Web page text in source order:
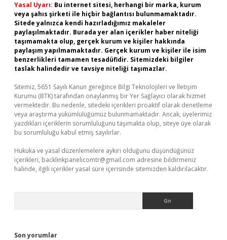
Yasal Uyarı: Bu internet sitesi, herhangi bir marka, kurum
veya şahıs şirketi ile hiçbir bağlantısı bulunmamaktadır.
Sitede yalnızca kendi hazırladığımız makaleler
paylaşılmaktadır. Burada yer alan içerikler haber niteliği
taşımamakta olup, gerçek kurum ve kişiler hakkında
paylaşım yapılmamaktadır. Gerçek kurum ve kişiler ile isim
benzerlikleri tamamen tesadüfidir. Sitemizdeki bilgiler
taslak halindedir ve tavsiye niteliği taşımazlar.
Sitemiz, 5651 Sayılı Kanun gereğince Bilgi Teknolojileri ve İletişim
Kurumu (BTK) tarafından onaylanmış bir Yer Sağlayıcı olarak hizmet
vermektedir. Bu nedenle, sitedeki içerikleri proaktif olarak denetleme
veya araştırma yükümlülüğümüz bulunmamaktadır. Ancak, üyelerimiz
yazdıkları içeriklerin sorumluluğunu taşımakta olup, siteye üye olarak
bu sorumluluğu kabul etmiş sayılırlar.
Hukuka ve yasal düzenlemelere aykırı olduğunu düşündüğünüz
içerikleri, backlinkpanelicomtr@gmail.com adresine bildirmeniz
halinde, ilgili içerikler yasal süre içerisinde sitemizden kaldırılacaktır.
Son yorumlar